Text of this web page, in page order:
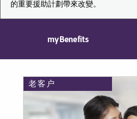
的重要援助計劃帶來改變。
myBenefits
老客户